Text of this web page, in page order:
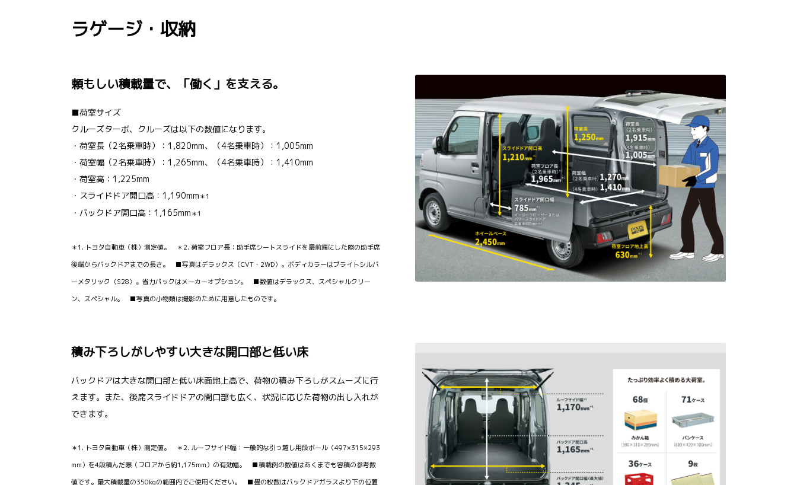
ラゲージ・収納
頼もしい積載量で、「働く」を支える。
■荷室サイズ
クルーズターボ、クルーズは以下の数値になります。
・荷室長（2名乗車時）：1,820mm、（4名乗車時）：1,005mm
・荷室幅（2名乗車時）：1,265mm、（4名乗車時）：1,410mm
・荷室高：1,225mm
・スライドドア開口高：1,190mm＊1
・バックドア開口高：1,165mm＊1
＊1. トヨタ自動車（株）測定値。 ＊2. 荷室フロア長：助手席シートスライドを最前端にした際の助手席
後端からバックドアまでの長さ。 ■写真はデラックス（CVT・2WD）。ボディカラーはブライトシルバ
ーメタリック〈S28〉。省力パックはメーカーオプション。 ■数値はデラックス、スペシャルクリー
ン、スペシャル。 ■写真の小物類は撮影のために用意したものです。
積み下ろしがしやすい大きな開口部と低い床
バックドアは大きな開口部と低い床面地上高で、荷物の積み下ろしがスムーズに行
えます。また、後席スライドドアの開口部も広く、状況に応じた荷物の出し入れが
できます。
＊1. トヨタ自動車（株）測定値。 ＊2. ルーフサイド幅：一般的な引っ越し用段ボール（497×315×293
mm）を4段積んだ際（フロアから約1,175mm）の有効幅。 ■積載例の数値はあくまでも容積の参考数
値です。最大積載量の350kgの範囲内でご使用ください。 ■畳の枚数はバックドアガラスより下の位置